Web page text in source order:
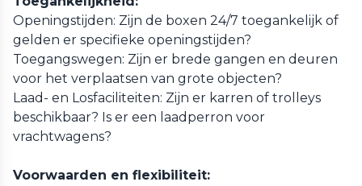
Openingstijden: Zijn de boxen 24/7 toegankelijk of
gelden er specifieke openingstijden?
Toegangswegen: Zijn er brede gangen en deuren
voor het verplaatsen van grote objecten?
Laad- en Losfaciliteiten: Zijn er karren of trolleys
beschikbaar? Is er een laadperron voor
vrachtwagens?
Voorwaarden en flexibiliteit: